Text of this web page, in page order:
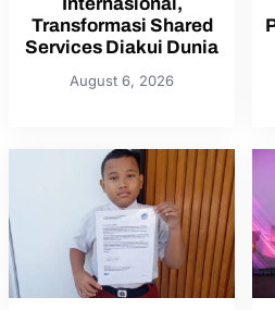
Transformasi Shared
Services Diakui Dunia
August 6, 2026